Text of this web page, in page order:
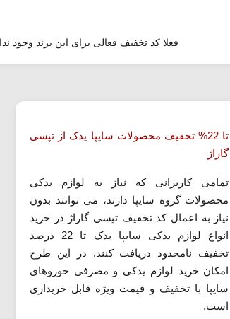
فعلا کد تخفیف فعالی برای این برند وجود
تا 22% تخفیف محصولات سایپا یدک از تپسی
گاراژ
تمامی کاربرانی که نیاز به لوازم یدکی
محصولات گروه سایپا دارند، می توانند بدون
نیاز به اعمال کد تخفیف تپسی گاراژ در خرید
انواع لوازم یدکی سایپا یدک تا 22 درصد
تخفیف نامحدود دریافت کنند. در این طرح
امکان خرید لوازم یدکی و مصرفی خوروهای
سایپا با تخفیف و قیمت ویژه قابل خریداری
است.